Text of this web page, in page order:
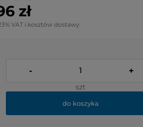
zł
VAT i kosztów dostawy
- +
szt
do koszyka